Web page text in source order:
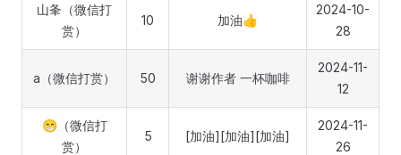
山夆（微信打
赏）
10 加油👍
2024-10-
28
a（微信打赏） 50 谢谢作者 一杯咖啡
2024-11-
12
😁（微信打
赏）
5 [加油][加油][加油]
2024-11-
26